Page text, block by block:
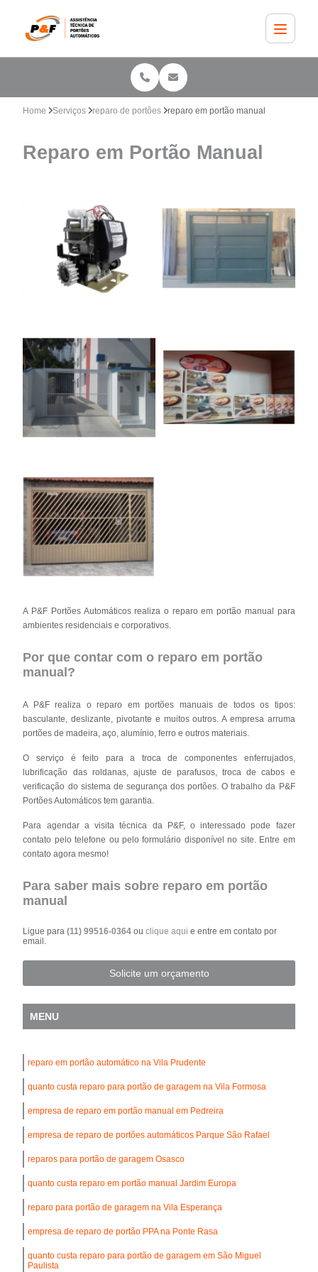
Home Serviços reparo de portões reparo em portão manual
Reparo em Portão Manual
A P&F Portões Automáticos realiza o reparo em portão manual para
ambientes residenciais e corporativos.
Por que contar com o reparo em portão
manual?
A P&F realiza o reparo em portões manuais de todos os tipos:
basculante, deslizante, pivotante e muitos outros. A empresa arruma
portões de madeira, aço, alumínio, ferro e outros materiais.
O serviço é feito para a troca de componentes enferrujados,
lubrificação das roldanas, ajuste de parafusos, troca de cabos e
verificação do sistema de segurança dos portões. O trabalho da P&F
Portões Automáticos tem garantia.
Para agendar a visita técnica da P&F, o interessado pode fazer
contato pelo telefone ou pelo formulário disponível no site. Entre em
contato agora mesmo!
Para saber mais sobre reparo em portão
manual
Ligue para(11) 99516-0364ouclique aqui e entre em contato por
email.
Solicite um orçamento
MENU
reparo em portão automático na Vila Prudente
quanto custa reparo para portão de garagem na Vila Formosa
empresa de reparo em portão manual em Pedreira
empresa de reparo de portões automáticos Parque São Rafael
reparos para portão de garagem Osasco
quanto custa reparo em portão manual Jardim Europa
reparo para portão de garagem na Vila Esperança
empresa de reparo de portão PPA na Ponte Rasa
quanto custa reparo para portão de garagem em São Miguel
Paulista